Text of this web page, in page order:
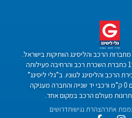
הרכב והליסינג הוותיקות בישראל.
היא החלה דרכה בשנת 1985 כחברת השכרת רכב והרחיבה פעילותה
והליסינג לגווניו. ב”גלי ליסינג”
מגוון רחב של רכבים חדשים 0 ק”מ ורכבי יד שנייה והחברה מעניקה
מעולם הרכב במקום אחד.
מפת אתרהצהרת נגישותדרושים